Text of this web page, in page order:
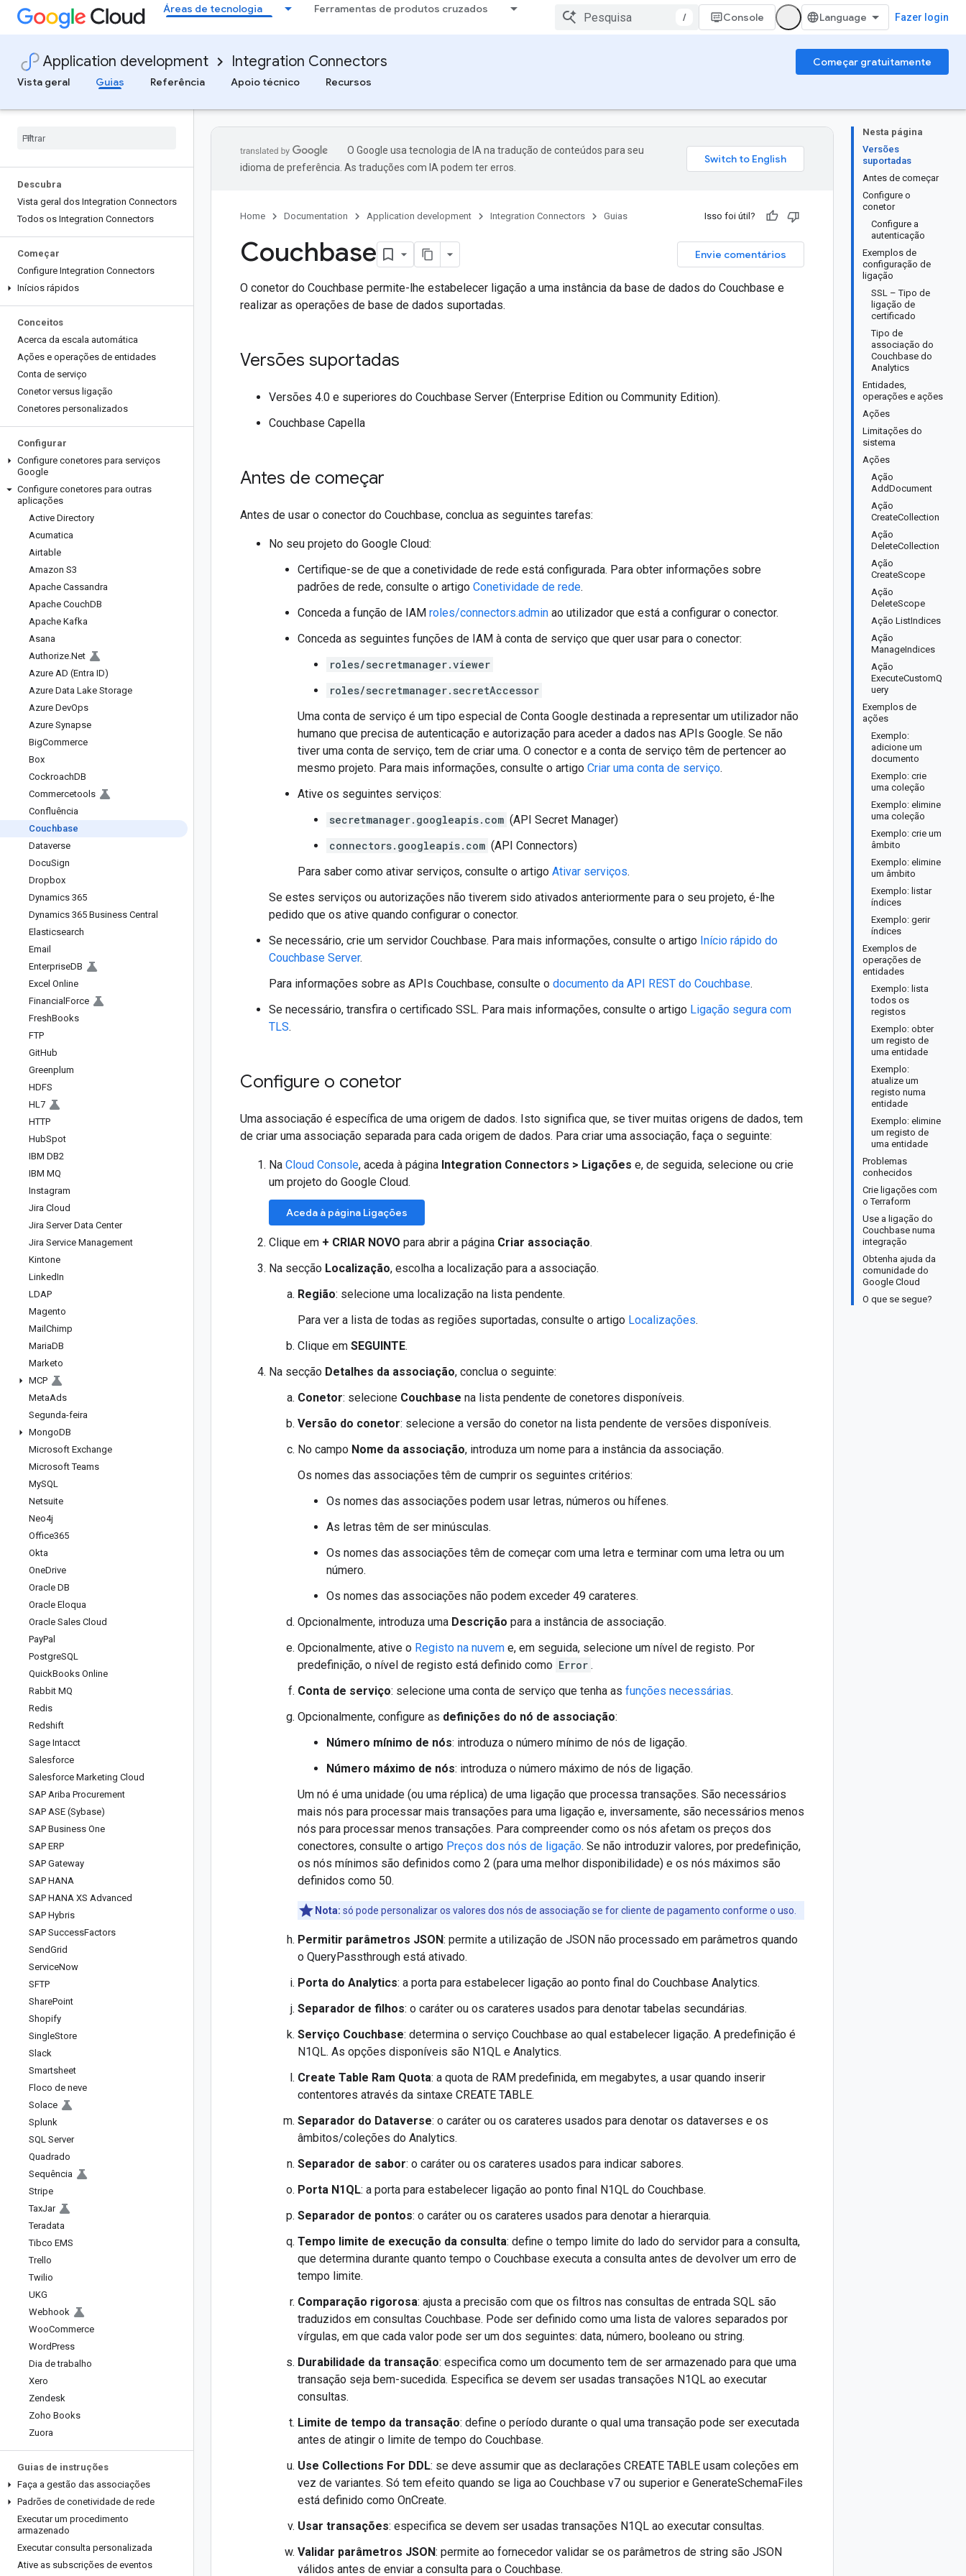
Áreas de tecnologia Ferramentas de produtos cruzados
/ Console Fazer login
Application development Integration Connectors
Começar gratuitamente
Vista geral
Guias Referência Apoio técnico Recursos
Descubra
Vista geral dos Integration Connectors
Todos os Integration Connectors
Começar
Configure Integration Connectors
Inícios rápidos
Conceitos
Acerca da escala automática
Ações e operações de entidades
Conta de serviço
Conetor versus ligação
Conetores personalizados
Configurar
Configure conetores para serviços
Google
Configure conetores para outras
aplicações
Active Directory
Acumatica
Airtable
Amazon S3
Apache Cassandra
Apache CouchDB
Apache Kafka
Asana
Authorize.Net
Azure AD (Entra ID)
Azure Data Lake Storage
Azure DevOps
Azure Synapse
BigCommerce
Box
CockroachDB
Commercetools
Confluência
Couchbase
Dataverse
DocuSign
Dropbox
Dynamics 365
Dynamics 365 Business Central
Elasticsearch
Email
EnterpriseDB
Excel Online
Financial Force
FreshBooks
FTP
GitHub
Greenplum
HDFS
HL7
HTTP
HubSpot
IBM DB2
IBM MQ
Instagram
Jira Cloud
Jira Server Data Center
Jira Service Management
Kintone
LinkedIn
LDAP
Magento
Mail Chimp
MariaDB
Marketo
MCP
MetaAds
Segunda-feira
MongoDB
Microsoft Exchange
Microsoft Teams
MySQL
Netsuite
Neo4j
Office365
Okta
OneDrive
Oracle DB
Oracle Eloqua
Oracle Sales Cloud
PayPal
PostgreSQL
QuickBooks Online
Rabbit MQ
Redis
Redshift
Sage Intacct
Salesforce
Salesforce Marketing Cloud
SAP Ariba Procurement
SAP ASE (Sybase)
SAP Business One
SAP ERP
SAP Gateway
SAP HANA
SAP HANA XS Advanced
SAP Hybris
SAP SuccessFactors
SendGrid
ServiceNow
SFTP
SharePoint
Shopify
SingleStore
Slack
Smartsheet
Floco de neve
Solace
Splunk
SQL Server
Quadrado
Sequência
Stripe
TaxJar
Teradata
Tibco EMS
Trello
Twilio
UKG
Webhook
WooCommerce
WordPress
Dia de trabalho
Xero
Zendesk
Zoho Books
Zuora
Guias de instruções
Faça a gestão das associações
Padrões de conetividade de rede
Executar um procedimento
armazenado
Executar consulta personalizada
Ative as subscrições de eventos
Nesta página
Versões
suportadas
Antes de começar
Configure o
conetor
Configure a
autenticação
Exemplos de
configuração de
ligação
SSL – Tipo de
ligação de
certificado
Tipo de
associação do
Couchbase do
Analytics
Entidades,
operações e ações
Ações
Limitações do
sistema
Ações
Ação
AddDocument
Ação
CreateCollection
Ação
DeleteCollection
Ação
CreateScope
Ação
DeleteScope
Ação ListIndices
Ação
ManageIndices
Ação
ExecuteCustomQ
uery
Exemplos de
ações
Exemplo:
adicione um
documento
Exemplo: crie
uma coleção
Exemplo: elimine
uma coleção
Exemplo: crie um
âmbito
Exemplo: elimine
um âmbito
Exemplo: listar
índices
Exemplo: gerir
índices
Exemplos de
operações de
entidades
Exemplo: lista
todos os
registos
Exemplo: obter
um registo de
uma entidade
Exemplo:
atualize um
registo numa
entidade
Exemplo: elimine
um registo de
uma entidade
Problemas
conhecidos
Crie ligações com
o Terraform
Use a ligação do
Couchbase numa
integração
Obtenha ajuda da
comunidade do
Google Cloud
O que se segue?
O Google usa tecnologia de IA na tradução de conteúdos para seu
idioma de preferência. As traduções com IA podem ter erros.
Home Documentation Application development Integration Connectors Guias Isso foi útil?
Envie comentários
Couchbase
O conetor do Couchbase permite-lhe estabelecer ligação a uma instância da base de dados do Couchbase e
realizar as operações de base de dados suportadas.
Versões suportadas
Versões 4.0 e superiores do Couchbase Server (Enterprise Edition ou Community Edition).
Couchbase Capella
Antes de começar
Antes de usar o conector do Couchbase, conclua as seguintes tarefas:
No seu projeto do Google Cloud:
Certifique-se de que a conetividade de rede está configurada. Para obter informações sobre
padrões de rede, consulte o artigo Conetividade de rede.
Conceda a função de IAM roles/connectors.admin ao utilizador que está a configurar o conector.
Conceda as seguintes funções de IAM à conta de serviço que quer usar para o conector:
roles/secretmanager.viewer
roles/secretmanager.secretAccessor
Uma conta de serviço é um tipo especial de Conta Google destinada a representar um utilizador não
humano que precisa de autenticação e autorização para aceder a dados nas APIs Google. Se não
tiver uma conta de serviço, tem de criar uma. O conector e a conta de serviço têm de pertencer ao
mesmo projeto. Para mais informações, consulte o artigo Criar uma conta de serviço.
Ative os seguintes serviços:
secretmanager.googleapis.com (API Secret Manager)
connectors.googleapis.com (API Connectors)
Para saber como ativar serviços, consulte o artigo Ativar serviços.
Se estes serviços ou autorizações não tiverem sido ativados anteriormente para o seu projeto, é-lhe
pedido que os ative quando configurar o conector.
Se necessário, crie um servidor Couchbase. Para mais informações, consulte o artigo Início rápido do
Couchbase Server.
Para informações sobre as APIs Couchbase, consulte o documento da API REST do Couchbase.
Se necessário, transfira o certificado SSL. Para mais informações, consulte o artigo Ligação segura com
TLS.
Configure o conetor
Uma associação é específica de uma origem de dados. Isto significa que, se tiver muitas origens de dados, tem
de criar uma associação separada para cada origem de dados. Para criar uma associação, faça o seguinte:
Na Cloud Console, aceda à página Integration Connectors > Ligações e, de seguida, selecione ou crie
um projeto do Google Cloud.
Aceda à página Ligações
Clique em + CRIAR NOVO para abrir a página Criar associação.
Na secção Localização, escolha a localização para a associação.
Região: selecione uma localização na lista pendente.
Para ver a lista de todas as regiões suportadas, consulte o artigo Localizações.
Clique em SEGUINTE.
Na secção Detalhes da associação, conclua o seguinte:
Conetor: selecione Couchbase na lista pendente de conetores disponíveis.
Versão do conetor: selecione a versão do conetor na lista pendente de versões disponíveis.
No campo Nome da associação, introduza um nome para a instância da associação.
Os nomes das associações têm de cumprir os seguintes critérios:
Os nomes das associações podem usar letras, números ou hífenes.
As letras têm de ser minúsculas.
Os nomes das associações têm de começar com uma letra e terminar com uma letra ou um
número.
Os nomes das associações não podem exceder 49 carateres.
Opcionalmente, introduza uma Descrição para a instância de associação.
Opcionalmente, ative o Registo na nuvem e, em seguida, selecione um nível de registo. Por
predefinição, o nível de registo está definido como Error .
Conta de serviço: selecione uma conta de serviço que tenha as funções necessárias.
Opcionalmente, configure as definições do nó de associação:
Número mínimo de nós: introduza o número mínimo de nós de ligação.
Número máximo de nós: introduza o número máximo de nós de ligação.
Um nó é uma unidade (ou uma réplica) de uma ligação que processa transações. São necessários
mais nós para processar mais transações para uma ligação e, inversamente, são necessários menos
nós para processar menos transações. Para compreender como os nós afetam os preços dos
conectores, consulte o artigo Preços dos nós de ligação. Se não introduzir valores, por predefinição,
os nós mínimos são definidos como 2 (para uma melhor disponibilidade) e os nós máximos são
definidos como 50.
Nota: só pode personalizar os valores dos nós de associação se for cliente de pagamento conforme o uso.
Permitir parâmetros JSON: permite a utilização de JSON não processado em parâmetros quando
o QueryPassthrough está ativado.
Porta do Analytics: a porta para estabelecer ligação ao ponto final do Couchbase Analytics.
Separador de filhos: o caráter ou os carateres usados para denotar tabelas secundárias.
Serviço Couchbase: determina o serviço Couchbase ao qual estabelecer ligação. A predefinição é
N1QL. As opções disponíveis são N1QL e Analytics.
Create Table Ram Quota: a quota de RAM predefinida, em megabytes, a usar quando inserir
contentores através da sintaxe CREATE TABLE.
Separador do Dataverse: o caráter ou os carateres usados para denotar os dataverses e os
âmbitos/coleções do Analytics.
Separador de sabor: o caráter ou os carateres usados para indicar sabores.
Porta N1QL: a porta para estabelecer ligação ao ponto final N1QL do Couchbase.
Separador de pontos: o caráter ou os carateres usados para denotar a hierarquia.
Tempo limite de execução da consulta: define o tempo limite do lado do servidor para a consulta,
que determina durante quanto tempo o Couchbase executa a consulta antes de devolver um erro de
tempo limite.
Comparação rigorosa: ajusta a precisão com que os filtros nas consultas de entrada SQL são
traduzidos em consultas Couchbase. Pode ser definido como uma lista de valores separados por
vírgulas, em que cada valor pode ser um dos seguintes: data, número, booleano ou string.
Durabilidade da transação: especifica como um documento tem de ser armazenado para que uma
transação seja bem-sucedida. Especifica se devem ser usadas transações N1QL ao executar
consultas.
Limite de tempo da transação: define o período durante o qual uma transação pode ser executada
antes de atingir o limite de tempo do Couchbase.
Use Collections For DDL: se deve assumir que as declarações CREATE TABLE usam coleções em
vez de variantes. Só tem efeito quando se liga ao Couchbase v7 ou superior e GenerateSchemaFiles
está definido como OnCreate.
Usar transações: especifica se devem ser usadas transações N1QL ao executar consultas.
Validar parâmetros JSON: permite ao fornecedor validar se os parâmetros de string são JSON
válidos antes de enviar a consulta para o Couchbase.